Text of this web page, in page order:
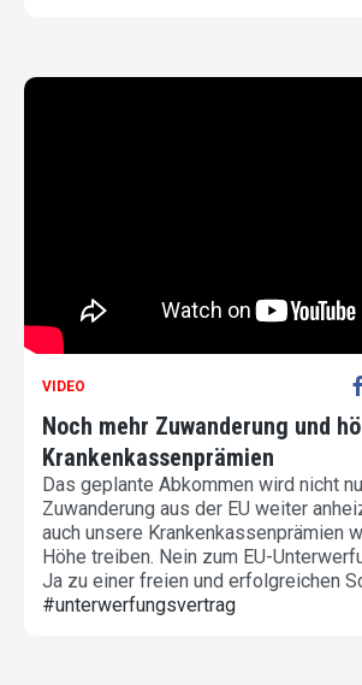
VIDEO
Noch mehr Zuwanderung und
Krankenkassenprämien
Das geplante Abkommen wird nicht
Zuwanderung aus der EU weiter
auch unsere Krankenkassenprämien
Höhe treiben. Nein zum EU-
Ja zu einer freien und erfolgreichen
#unterwerfungsvertrag